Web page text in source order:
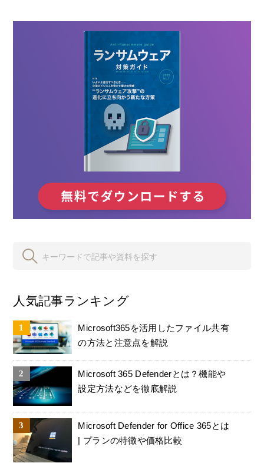
人気記事ランキング
Microsoft365を活用したファイル共有
の方法と注意点を解説
Microsoft 365 Defenderとは？機能や
設定方法などを徹底解説
Microsoft Defender for Office 365とは
| プランの特徴や価格比較